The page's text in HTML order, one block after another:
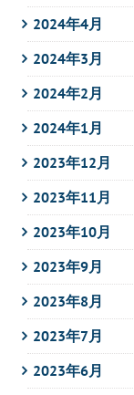
2024年4月
2024年3月
2024年2月
2024年1月
2023年12月
2023年11月
2023年10月
2023年9月
2023年8月
2023年7月
2023年6月